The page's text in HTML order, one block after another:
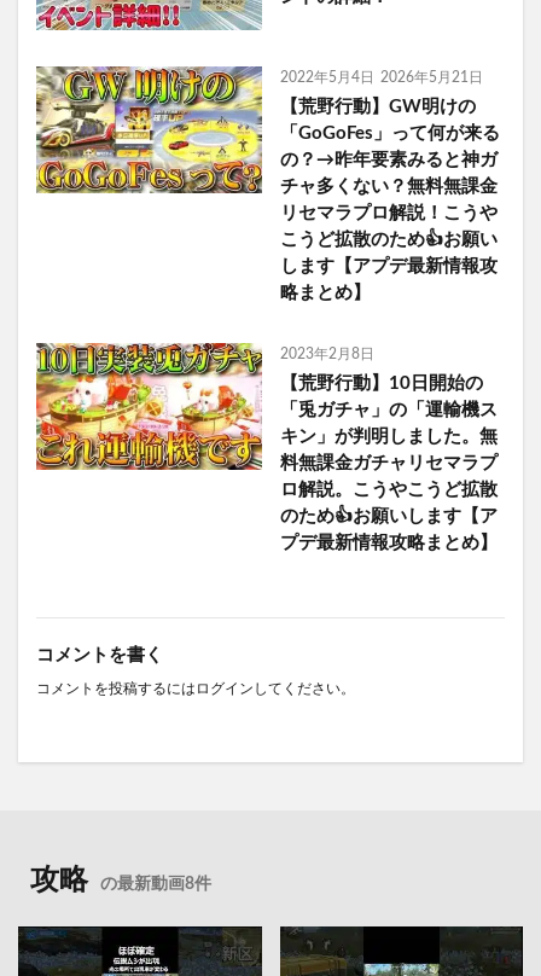
2022年5月4日 2026年5月21日
【荒野行動】GW明けの
「GoGoFes」って何が来る
の？→昨年要素みると神ガ
チャ多くない？無料無課金
リセマラプロ解説！こうや
こうど拡散のため👍お願い
します【アプデ最新情報攻
略まとめ】
2023年2月8日
【荒野行動】10日開始の
「兎ガチャ」の「運輸機ス
キン」が判明しました。無
料無課金ガチャリセマラプ
ロ解説。こうやこうど拡散
のため👍お願いします【ア
プデ最新情報攻略まとめ】
コメントを書く
コメントを投稿するには ログイン してください。
攻略 の最新動画8件